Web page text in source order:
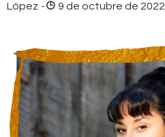
López - 9 de octubre de 2022